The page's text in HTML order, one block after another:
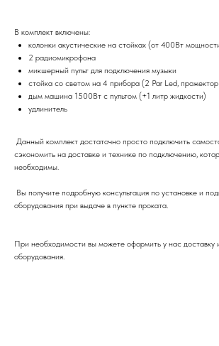
В комплект включены:
колонки акустические на стойках (от 400Вт
2 радиомикрофона
микшерный пульт для подключения музыки
стойка со светом на 4 прибора (2 Par Led, прожектор
дым машина 1500Вт с пультом (+1 литр жидкости)
удлинитель
Данный комплект достаточно просто подключить
сэкономить на доставке и технике по подключению,
необходимы.
Вы получите подробную консультация по установке и
оборудования при выдаче в пункте проката.
При необходимости вы можете оформить у нас доставку
оборудования.